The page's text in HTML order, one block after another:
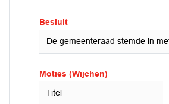
Besluit
De gemeenteraad stemde in
Moties (Wijchen)
Titel